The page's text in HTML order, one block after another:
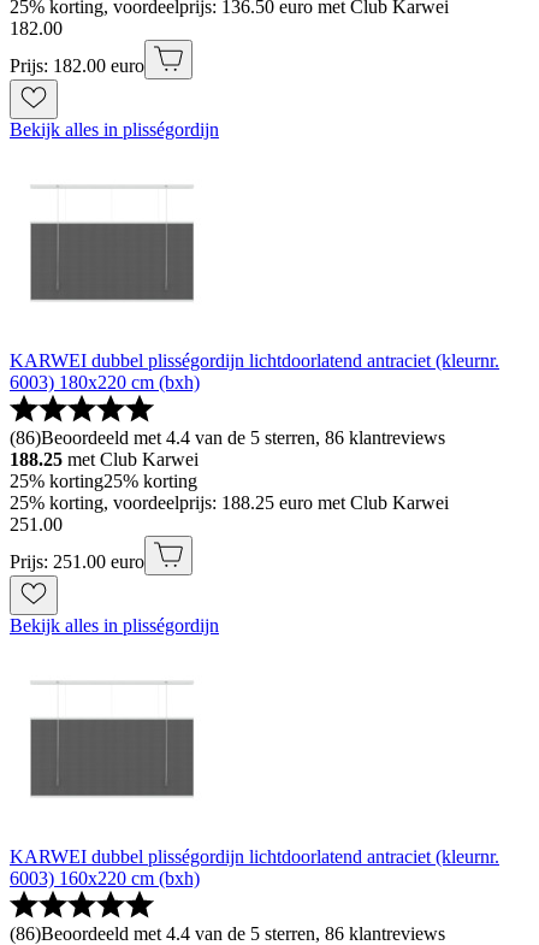
25% korting, voordeelprijs: 136.50 euro met Club Karwei
182.00
Prijs: 182.00 euro
Bekijk alles in plisségordijn
KARWEI dubbel plisségordijn lichtdoorlatend antraciet (kleurnr.
6003) 180x220 cm (bxh)
(86)Beoordeeld met 4.4 van de 5 sterren, 86 klantreviews
188.25 met Club Karwei
25% korting25% korting
25% korting, voordeelprijs: 188.25 euro met Club Karwei
251 .00
Prijs: 251.00 euro
Bekijk alles in plisségordijn
KARWEI dubbel plisségordijn lichtdoorlatend antraciet (kleurnr.
6003) 160x220 cm (bxh)
(86)Beoordeeld met 4.4 van de 5 sterren, 86 klantreviews